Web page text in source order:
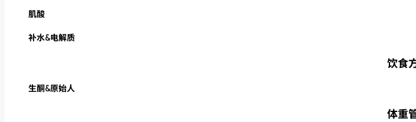
肌酸
补水&电解质
饮食
生酮&原始人
体重